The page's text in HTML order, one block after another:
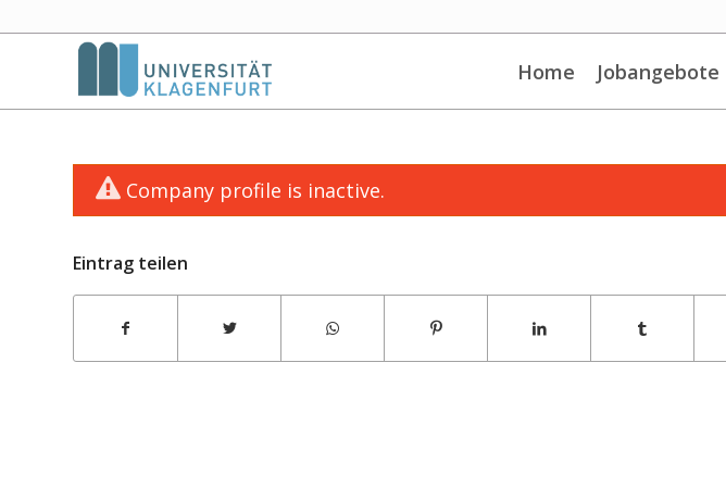
Home Jobangebote
Company profile is inactive.
Eintrag teilen